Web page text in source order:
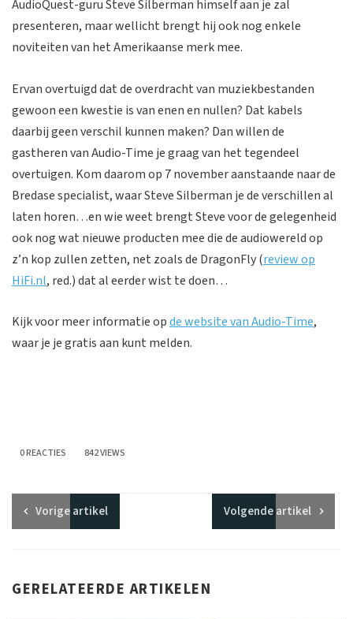
AudioQuest-guru Steve Silberman himself aan je zal
presenteren, maar wellicht brengt hij ook nog enkele
noviteiten van het Amerikaanse merk mee.
Ervan overtuigd dat de overdracht van muziekbestanden
gewoon een kwestie is van enen en nullen? Dat kabels
daarbij geen verschil kunnen maken? Dan willen de
gastheren van Audio-Time je graag van het tegendeel
overtuigen. Kom daarom op 7 november aanstaande naar de
Bredase specialist, waar Steve Silberman je de verschillen al
laten horen…en wie weet brengt Steve voor de gelegenheid
ook nog wat nieuwe producten mee die de audiowereld op
z’n kop zullen zetten, net zoals de DragonFly (review op
HiFi.nl, red.) dat al eerder wist te doen…
Kijk voor meer informatie opde website van Audio-Time,
waar je je gratis aan kunt melden.
0 REACTIES 842 VIEWS
Vorigeartikel Volgendeartikel
GERELATEERDE ARTIKELEN